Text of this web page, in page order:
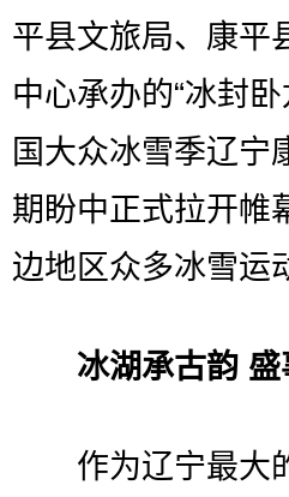
平县文旅局、康平
中心承办的“冰封
国大众冰雪季辽宁
期盼中正式拉开帷
边地区众多冰雪运
冰湖承古韵
作为辽宁最大的